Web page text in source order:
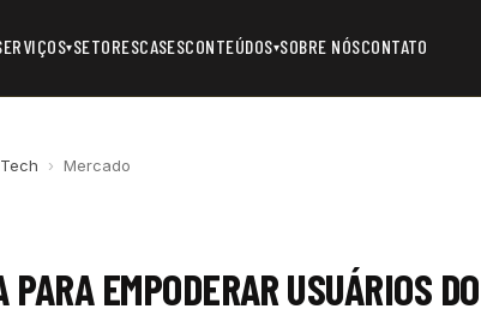
▾SETORESCASESCONTEÚDOS▾SOBRE NÓSCONTATO
› Mercado
EMPODERAR USUÁRIOS